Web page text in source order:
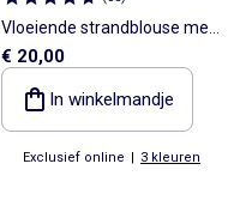
Vloeiende strandblouse met
print
€ 20,00
In winkelmandje
Exclusief online | 3 kleuren